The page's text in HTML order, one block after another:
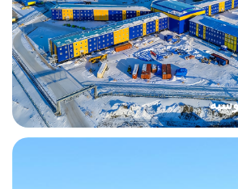
می‌شود. مساحت کل ساختمان‌های این اردوگاه ۲۸۰٬۰۰۰ متر مربع
مس روسیه کشور: روسیه صنعت پروژه: